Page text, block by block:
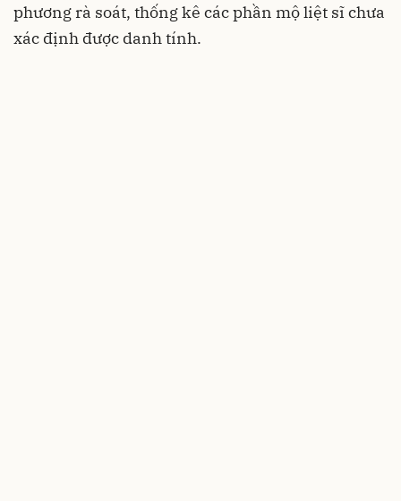
phương rà soát, thống kê các phần mộ liệt sĩ chưa
xác định được danh tính.